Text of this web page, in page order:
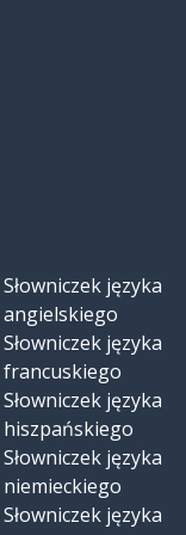
Słowniczek języka
angielskiego
Słowniczek języka
francuskiego
Słowniczek języka
hiszpańskiego
Słowniczek języka
niemieckiego
Słowniczek języka